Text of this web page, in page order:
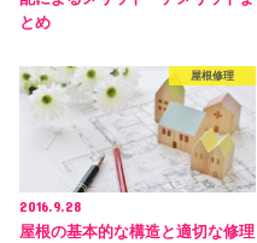
とめ
屋根修理
2016.9.28
屋根の基本的な構造と適切な修理